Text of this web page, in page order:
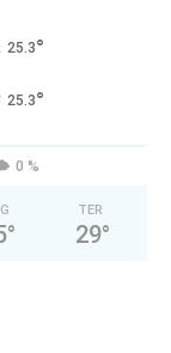
25.3°
25.3°
0 %
°
TER
29°